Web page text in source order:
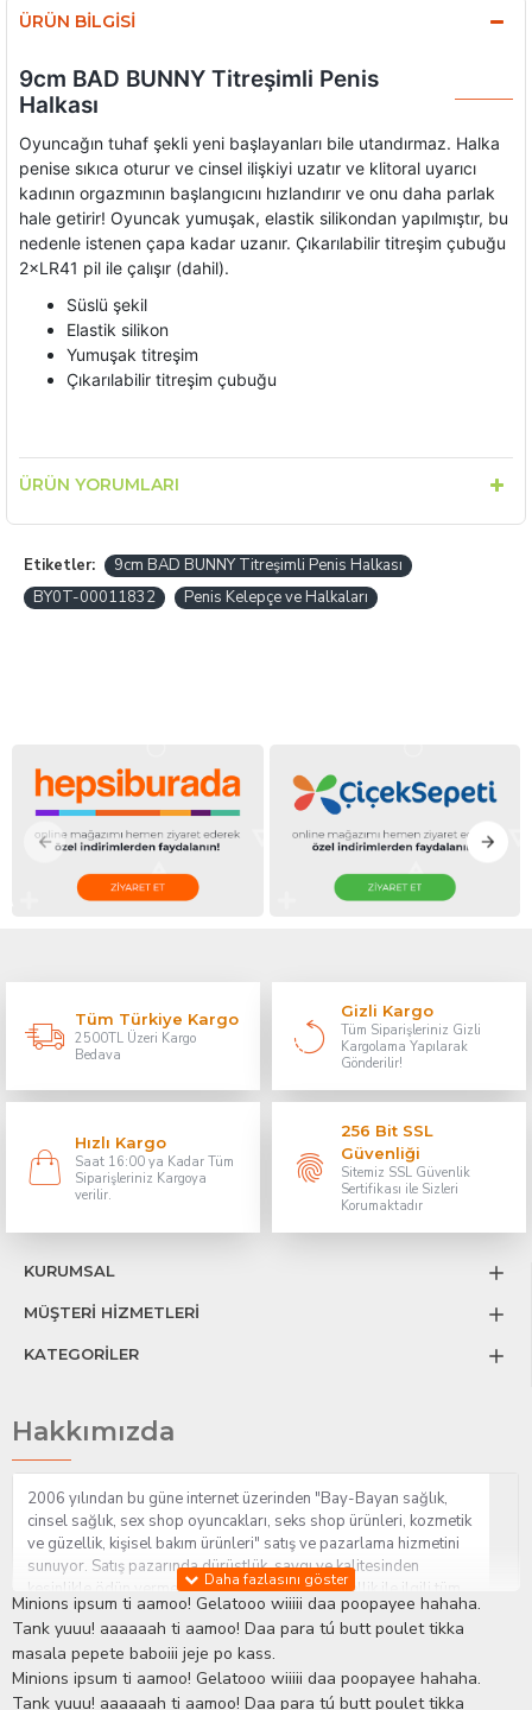
ÜRÜN BILGISI
9cm BAD BUNNY Titreşimli Penis
Halkası
Oyuncağın tuhaf şekli yeni başlayanları bile utandırmaz. Halka
penise sıkıca oturur ve cinsel ilişkiyi uzatır ve klitoral uyarıcı
kadının orgazmının başlangıcını hızlandırır ve onu daha parlak
hale getirir! Oyuncak yumuşak, elastik silikondan yapılmıştır, bu
nedenle istenen çapa kadar uzanır. Çıkarılabilir titreşim çubuğu
2×LR41 pil ile çalışır (dahil).
Süslü şekil
Elastik silikon
Yumuşak titreşim
Çıkarılabilir titreşim çubuğu
ÜRÜN YORUMLARI
Etiketler:
9cm BAD BUNNY Titreşimli Penis Halkası
BY0T-00011832
Penis Kelepçe ve Halkaları
Tüm Türkiye Kargo
2500TL Üzeri Kargo
Bedava
Gizli Kargo
Tüm Siparişleriniz Gizli
Kargolama Yapılarak
Gönderilir!
Hızlı Kargo
Saat 16:00 ya Kadar Tüm
Siparişleriniz Kargoya
verilir.
256 Bit SSL
Güvenliği
Sitemiz SSL Güvenlik
Sertifikası ile Sizleri
Korumaktadır
KURUMSAL
MÜŞTERİ HİZMETLERİ
KATEGORİLER
Hakkımızda
2006 yılından bu güne internet üzerinden "Bay-Bayan sağlık,
cinsel sağlık, sex shop oyuncakları, seks shop ürünleri, kozmetik
ve güzellik, kişisel bakım ürünleri" satış ve pazarlama hizmetini
sunuyor. Satış pazarında dürüstlük, saygı ve kalitesinden
kesinlikle ödün vermeden hizmet sağlık ve güzellik ile ilgili tüm
sorularınıza anında cevap verebilen Yetkin ve uzman kadrosu ile
ihtiyaçlarınızı en uygun fiyat ve taksit seçenekleriyle karşılıyor.
İstanbul beylikdüzü Erotik Shop sitemizde insan odaklı çalışma
stratejimiz ile müşterilerimizin yaşamlarında mutlu, sağlıklı ve
bakımlı olmaları için onlara sağlık ve güzellik danışmanlığı
Minions ipsum ti aamoo! Gelatooo wiiiii daa poopayee hahaha.
Tank yuuu! aaaaaah ti aamoo! Daa para tú butt poulet tikka
masala pepete baboiii jeje po kass.
Minions ipsum ti aamoo! Gelatooo wiiiii daa poopayee hahaha.
Tank yuuu! aaaaaah ti aamoo! Daa para tú butt poulet tikka